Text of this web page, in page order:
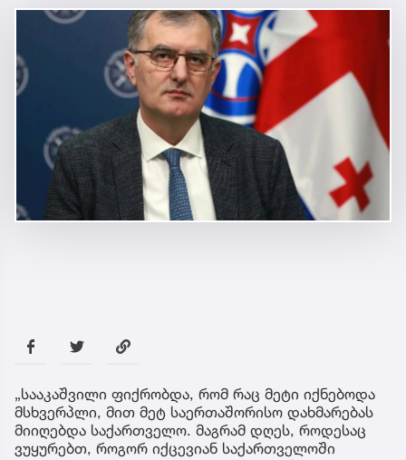
„სააკაშვილი ფიქრობდა, რომ რაც მეტი იქნებოდა
მსხვერპლი, მით მეტ საერთაშორისო დახმარებას
მიიღებდა საქართველო. მაგრამ დღეს, როდესაც
ვუყურებთ, როგორ იქცევიან საქართველოში